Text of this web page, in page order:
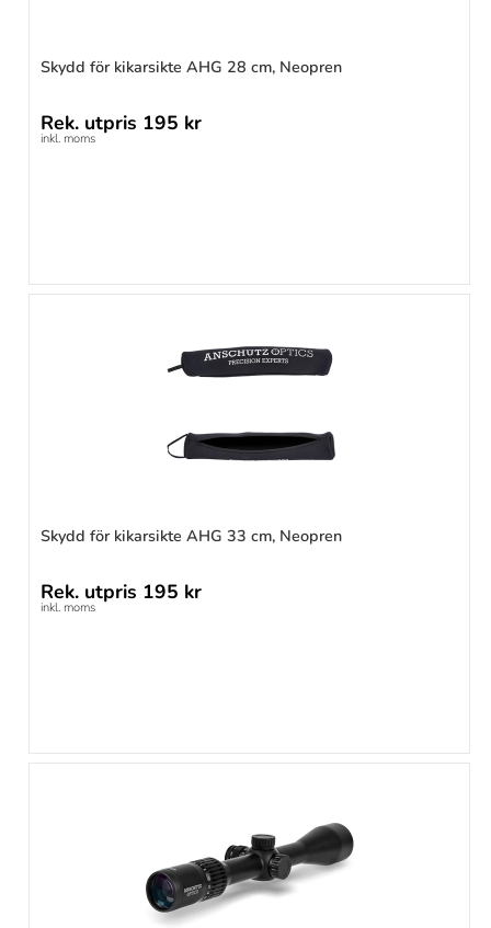
Skydd för kikarsikte AHG 28 cm, Neopren
Rek. utpris 195 kr
inkl. moms
Skydd för kikarsikte AHG 33 cm, Neopren
Rek. utpris 195 kr
inkl. moms